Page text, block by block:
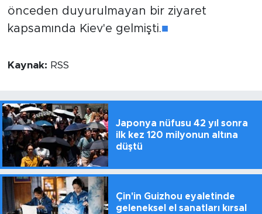
önceden duyurulmayan bir ziyaret
kapsamında Kiev'e gelmişti.■
Kaynak: RSS
Japonya nüfusu 42 yıl sonra
ilk kez 120 milyonun altına
düştü
Çin'in Guizhou eyaletinde
geleneksel el sanatları kırsal